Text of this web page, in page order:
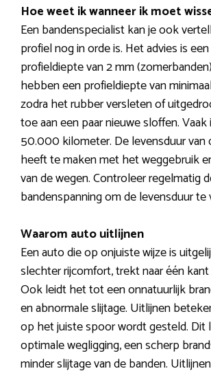
Hoe weet ik wanneer ik moet
Een bandenspecialist kan je ook
profiel nog in orde is. Het advies is
profieldiepte van 2 mm
hebben een profieldiepte van
zodra het rubber versleten of
toe aan een paar nieuwe sloffen. Vaak
50.000 kilometer. De levensduur van
heeft te maken met het weggebruik
van de wegen. Controleer regelmatig
bandenspanning om de levensduur te
Waarom auto uitlijnen
Een auto die op onjuiste wijze is
slechter rijcomfort, trekt naar één
Ook leidt het tot een onnatuurlijk
en abnormale slijtage. Uitlijnen
op het juiste spoor wordt gesteld.
optimale wegligging, een scherp
minder slijtage van de banden.